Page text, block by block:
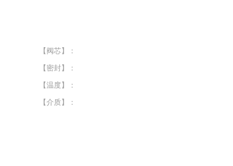
【阀芯】：
【密封】：
【温度】：
【介质】：